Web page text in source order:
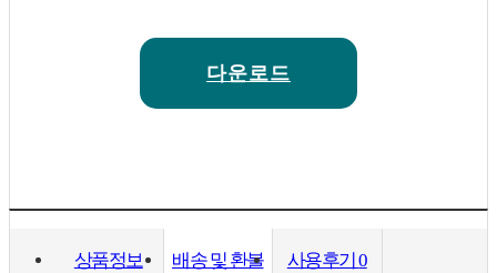
다운로드
상품정보 배송 및 환불 사용후기0